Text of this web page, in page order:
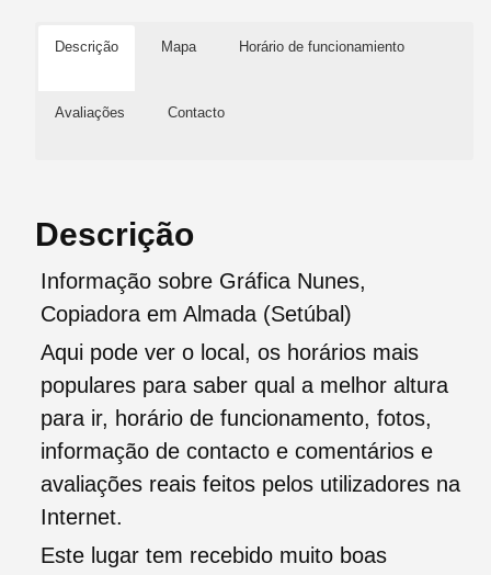
Descrição Mapa Horário de funcionamiento
Avaliações Contacto
Descrição
Informação sobre Gráfica Nunes,
Copiadora em Almada (Setúbal)
Aqui pode ver o local, os horários mais
populares para saber qual a melhor altura
para ir, horário de funcionamento, fotos,
informação de contacto e comentários e
avaliações reais feitos pelos utilizadores na
Internet.
Este lugar tem recebido muito boas